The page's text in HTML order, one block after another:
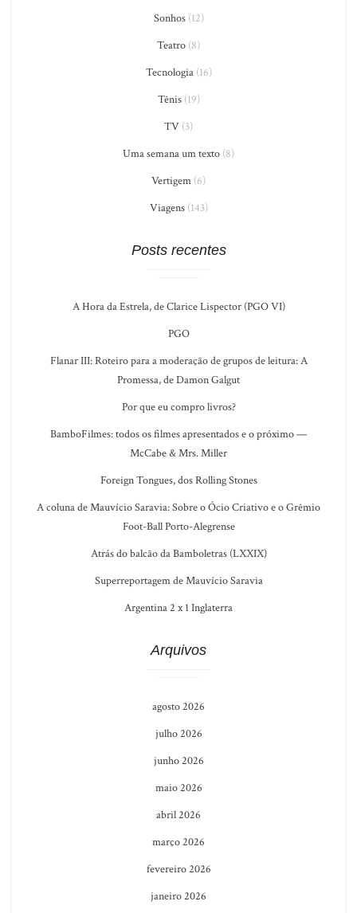
Sonhos(12)
Teatro (8)
Tecnologia(16)
Tênis(19)
TV (3)
Uma semana um texto (8)
Vertigem (6)
Viagens(143)
Posts recentes
A Hora da Estrela, de Clarice Lispector (PGO VI)
PGO
Flanar III: Roteiro para a moderação de grupos de leitura: A
Promessa, de Damon Galgut
Por que eu compro livros?
BamboFilmes: todos os filmes apresentados e o próximo —
McCabe & Mrs. Miller
Foreign Tongues, dos Rolling Stones
A coluna de Mauvício Saravia: Sobre o Ócio Criativo e o Grêmio
Foot-Ball Porto-Alegrense
Atrás do balcão da Bamboletras (LXXIX)
Superreportagem de Mauvício Saravia
Argentina 2 x 1 Inglaterra
Arquivos
agosto 2026
julho 2026
junho 2026
maio 2026
abril 2026
março 2026
fevereiro 2026
janeiro 2026